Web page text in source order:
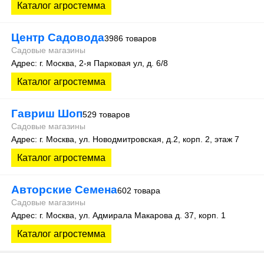
Каталог агростемма
Центр Садовода3986 товаров
Садовые магазины
Адрес: г. Москва, 2-я Парковая ул, д. 6/8
Каталог агростемма
Гавриш Шоп529 товаров
Садовые магазины
Адрес: г. Москва, ул. Новодмитровская, д.2, корп. 2, этаж 7
Каталог агростемма
Авторские Семена602 товара
Садовые магазины
Адрес: г. Москва, ул. Адмирала Макарова д. 37, корп. 1
Каталог агростемма